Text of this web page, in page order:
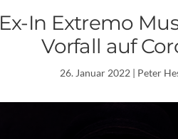
Ex-In Extremo
Vorfall auf
26. Januar 2022| Peter